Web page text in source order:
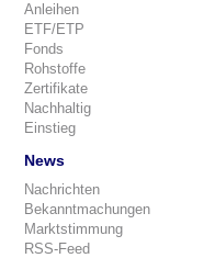
Anleihen
ETF/ETP
Fonds
Rohstoffe
Zertifikate
Nachhaltig
Einstieg
News
Nachrichten
Bekanntmachungen
Marktstimmung
RSS-Feed